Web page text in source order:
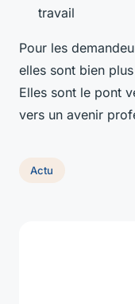
travail
Pour les
elles sont bien
Elles sont le pont
vers un avenir
Actu